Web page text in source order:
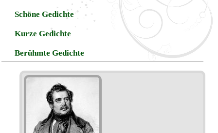
Schöne Gedichte
Kurze Gedichte
Berühmte Gedichte